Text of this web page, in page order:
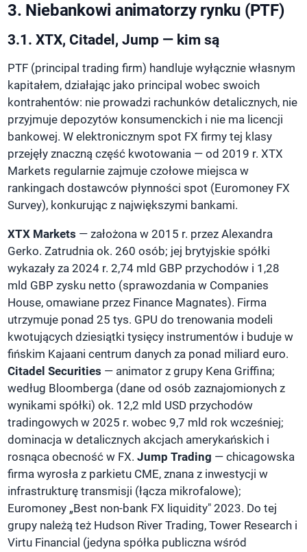
3. Niebankowi animatorzy rynku (PTF)
3.1. XTX, Citadel, Jump — kim są
PTF (principal trading firm) handluje wyłącznie własnym
kapitałem, działając jako principal wobec swoich
kontrahentów: nie prowadzi rachunków detalicznych, nie
przyjmuje depozytów konsumenckich i nie ma licencji
bankowej. W elektronicznym spot FX firmy tej klasy
przejęły znaczną część kwotowania — od 2019 r. XTX
Markets regularnie zajmuje czołowe miejsca w
rankingach dostawców płynności spot (Euromoney FX
Survey), konkurując z największymi bankami.
XTX Markets — założona w 2015 r. przez Alexandra
Gerko. Zatrudnia ok. 260 osób; jej brytyjskie spółki
wykazały za 2024 r. 2,74 mld GBP przychodów i 1,28
mld GBP zysku netto (sprawozdania w Companies
House, omawiane przez Finance Magnates). Firma
utrzymuje ponad 25 tys. GPU do trenowania modeli
kwotujących dziesiątki tysięcy instrumentów i buduje w
fińskim Kajaani centrum danych za ponad miliard euro.
Citadel Securities — animator z grupy Kena Griffina;
według Bloomberga (dane od osób zaznajomionych z
wynikami spółki) ok. 12,2 mld USD przychodów
tradingowych w 2025 r. wobec 9,7 mld rok wcześniej;
dominacja w detalicznych akcjach amerykańskich i
rosnąca obecność w FX.Jump Trading — chicagowska
firma wyrosła z parkietu CME, znana z inwestycji w
infrastrukturę transmisji (łącza mikrofalowe);
Euromoney „Best non-bank FX liquidity" 2023. Do tej
grupy należą też Hudson River Trading, Tower Research i
Virtu Financial (jedyna spółka publiczna wśród